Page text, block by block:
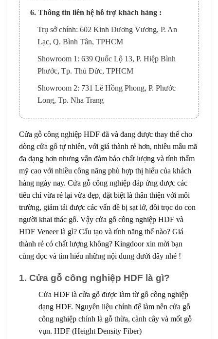
6. Thông tin liên hệ hỗ trợ khách hàng :
Trụ sở chính: 602 Kinh Dương Vương, P. An
Lạc, Q. Bình Tân, TPHCM
Showroom 1: 639 Quốc Lộ 13, P. Hiệp Bình
Phước, Tp. Thủ Đức, TPHCM
Showroom 2: 731 Lê Hồng Phong, P. Phước
Long, Tp. Nha Trang
Cửa gỗ công nghiệp HDF đã và đang được thay thế cho
dòng cửa gỗ tự nhiên, với giá thành rẻ hơn, nhiều mẫu mã
đa dạng hơn nhưng vẫn đảm bảo chất lượng và tính thẩm
mỹ cao với nhiều công năng phù hợp thị hiếu của khách
hàng ngày nay. Cửa gỗ công nghiệp đáp ứng được các
tiêu chí vừa rẻ lại vừa đẹp, đặt biệt là thân thiện với môi
trường, giảm tải được các vấn đề bị sạt lở, đồi trọc do con
người khai thác gỗ. Vậy cửa gỗ công nghiệp HDF và
HDF Veneer là gì? Cấu tạo và tính năng thế nào? Giá
thành rẻ có chất lượng không? Kingdoorxin mời bạn
cùng đọc và tìm hiểu những nội dung dưới đây nhé !
1. Cửa gỗ công nghiệp HDF là gì?
Cửa HDF là cửa gỗ được làm từ gỗ công nghiệp
dạng HDF. Nguyên liệu chính để làm nên cửa gỗ
công nghiệp chính là gỗ thừa, cành cây và mốt gỗ
vụn. HDF (Height Density Fiber)